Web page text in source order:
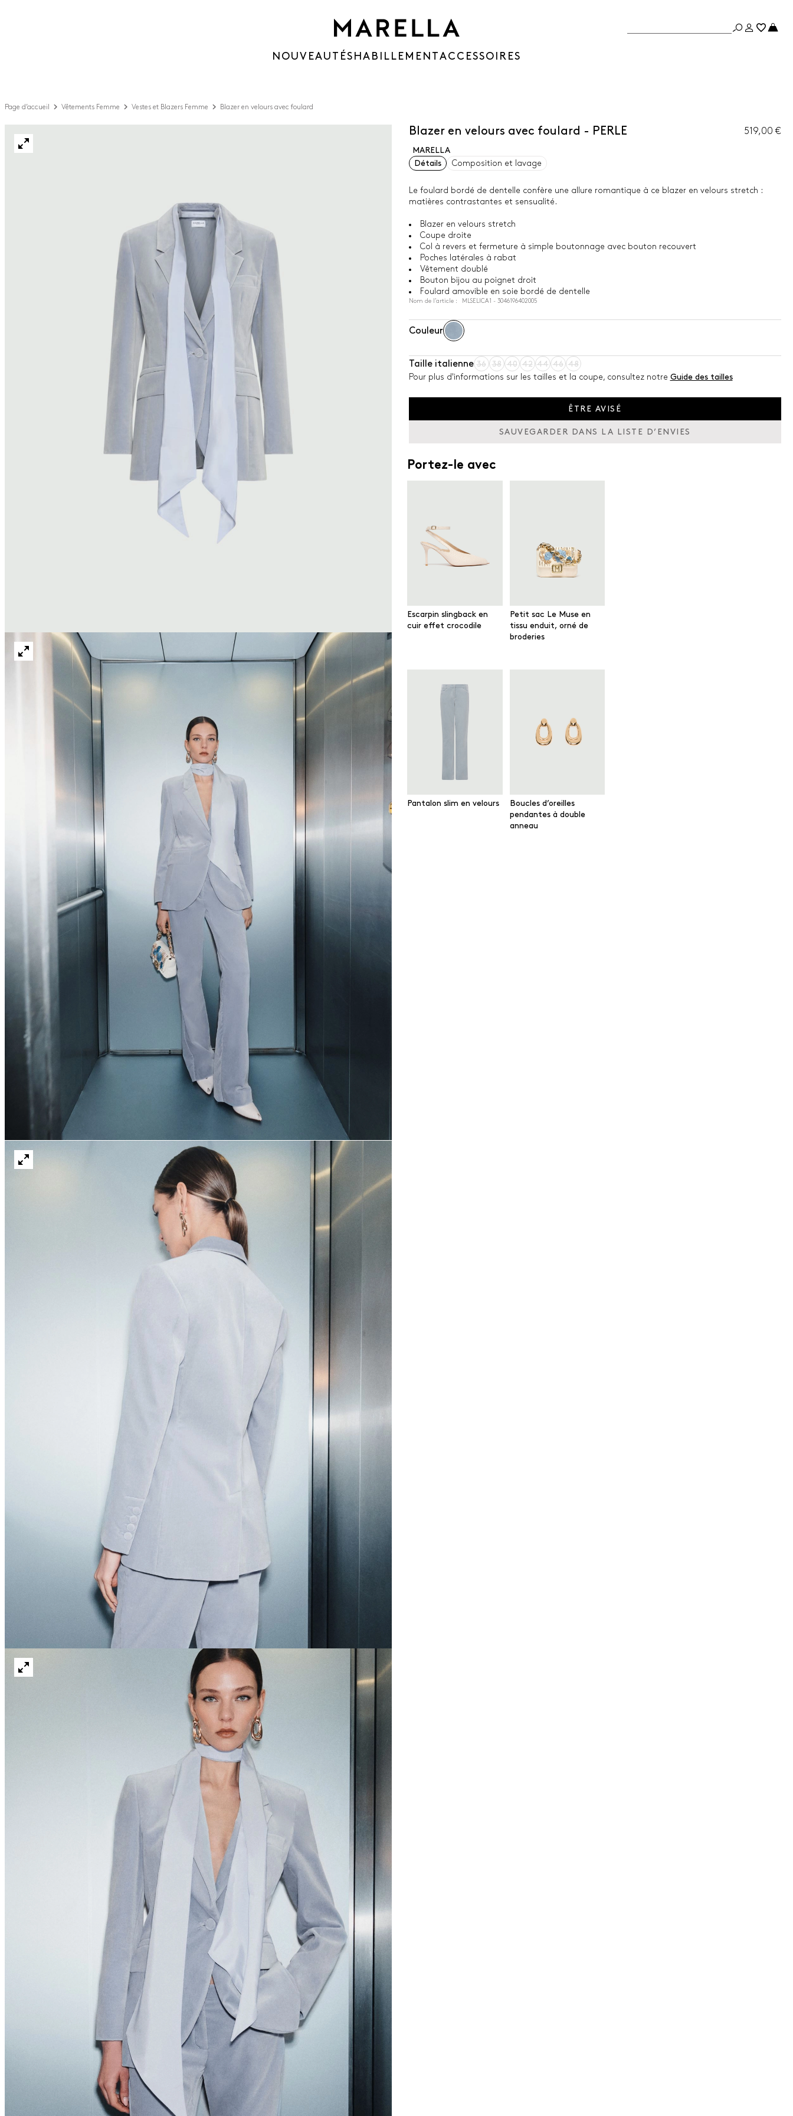
NOUVEAUTÉS HABILLEMENTACCESSOIRES
Page d’accueil Vêtements Femme Vestes et Blazers Femme Blazer en velours avec foulard
Blazer en velours avec foulard - PERLE 519,00 €
MARELLA
Détails
Composition et lavage
Le foulard bordé de dentelle confère une allure romantique à ce blazer en velours stretch :
matières contrastantes et sensualité.
Blazer en velours stretch
Coupe droite
Col à revers et fermeture à simple boutonnage avec bouton recouvert
Poches latérales à rabat
Vêtement doublé
Bouton bijou au poignet droit
Foulard amovible en soie bordé de dentelle
Nom de l’article : MLSELICA1 - 3046196402005
Couleur
Taille italienne 36 38 40 42 44 46
48
Pour plus d'informations sur les tailles et la coupe, consultez notre Guide des tailles
ÊTRE AVISÉ
SAUVEGARDER DANS LA LISTE D’ENVIES
Portez-le avec
Escarpin slingback en
cuir effet crocodile
Petit sac Le Muse en
tissu enduit, orné de
broderies
Pantalon slim en velours
Boucles d’oreilles
pendantes à double
anneau